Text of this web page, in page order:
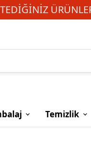
Temizlik